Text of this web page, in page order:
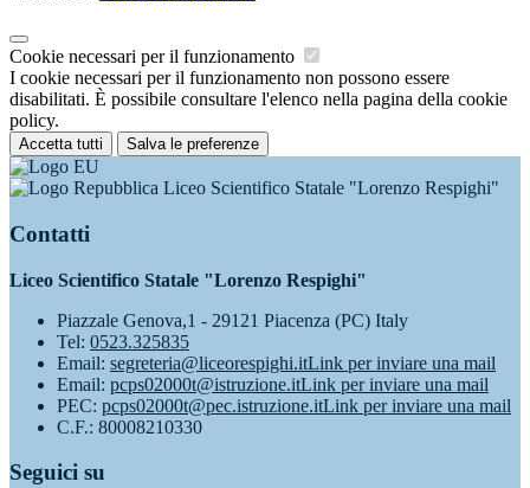
Cookie necessari per il funzionamento
I cookie necessari per il funzionamento non possono essere
disabilitati. È possibile consultare l'elenco nella pagina della cookie
policy.
Accetta tutti Salva le preferenze
Liceo Scientifico Statale "Lorenzo Respighi"
Contatti
Liceo Scientifico Statale "Lorenzo Respighi"
Piazzale Genova,1 - 29121 Piacenza (PC) Italy
Tel: 0523.325835
Email: segreteria@liceorespighi.itLink per inviare una mail
Email: pcps02000t@istruzione.itLink per inviare una mail
PEC: pcps02000t@pec.istruzione.itLink per inviare una mail
C.F.: 80008210330
Seguici su